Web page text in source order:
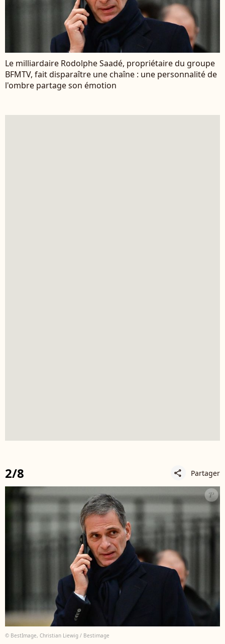
Le milliardaire Rodolphe Saadé, propriétaire du groupe
BFMTV, fait disparaître une chaîne : une personnalité de
l'ombre partage son émotion
2/8 share Partager
© BestImage, Christian Liewig / Bestimage